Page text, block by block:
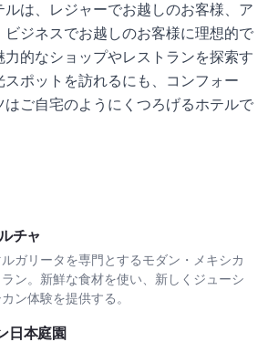
ルは、レジャーでお越しのお客様、ア
ビジネスでお越しのお客様に理想的で
的なショップやレストランを探索す
スポットを訪れるにも、コンフォー
はご自宅のようにくつろげるホテルで
チャ
ガリータを専門とするモダン・メキシカ
ン。新鮮な食材を使い、新しくジューシ
ン体験を提供する。
見る
日本庭園
を見る